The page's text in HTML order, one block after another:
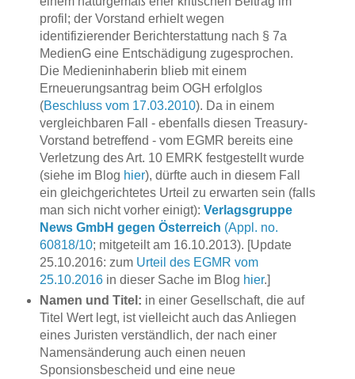
profil; der Vorstand erhielt wegen
identifizierender Berichterstattung nach § 7a
MedienG eine Entschädigung zugesprochen.
Die Medieninhaberin blieb mit einem
Erneuerungsantrag beim OGH erfolglos
(Beschluss vom 17.03.2010). Da in einem
vergleichbaren Fall - ebenfalls diesen Treasury-
Vorstand betreffend - vom EGMR bereits eine
Verletzung des Art. 10 EMRK festgestellt wurde
(siehe im Blog hier), dürfte auch in diesem Fall
ein gleichgerichtetes Urteil zu erwarten sein (falls
man sich nicht vorher einigt): Verlagsgruppe
News GmbH gegen Österreich (Appl. no.
60818/10; mitgeteilt am 16.10.2013). [Update
25.10.2016: zum Urteil des EGMR vom
25.10.2016in dieser Sache im Blog hier.]
Namen und Titel: in einer Gesellschaft, die auf
Titel Wert legt, ist vielleicht auch das Anliegen
eines Juristen verständlich, der nach einer
Namensänderung auch einen neuen
Sponsionsbescheid und eine neue